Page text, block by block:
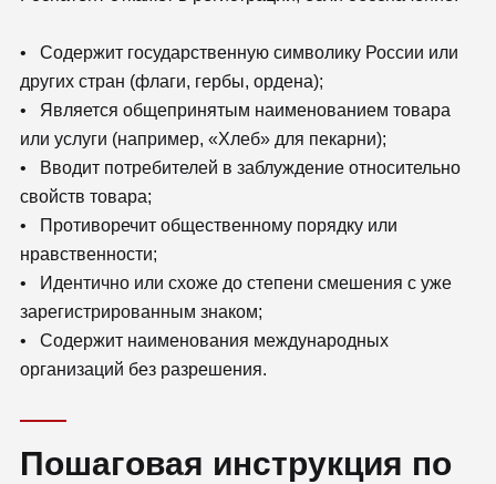
• Содержит государственную символику России или
других стран (флаги, гербы, ордена);
• Является общепринятым наименованием товара
или услуги (например, «Хлеб» для пекарни);
• Вводит потребителей в заблуждение относительно
свойств товара;
• Противоречит общественному порядку или
нравственности;
• Идентично или схоже до степени смешения с уже
зарегистрированным знаком;
• Содержит наименования международных
организаций без разрешения.
Пошаговая инструкция по